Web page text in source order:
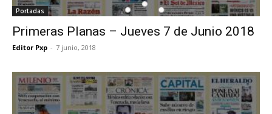
Portadas
Primeras Planas – Jueves 7 de Junio 2018
Editor Pxp - 7 junio, 2018